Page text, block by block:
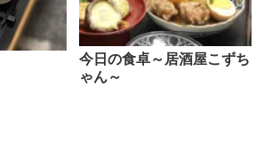
今日の食卓～居酒屋こずち
ゃん～